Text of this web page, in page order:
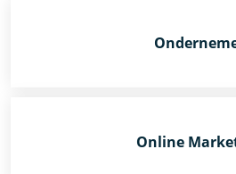
Online